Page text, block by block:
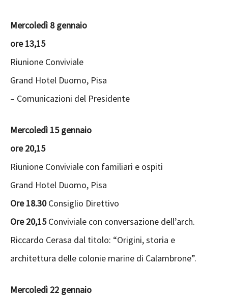
Mercoledì 8 gennaio
ore 13,15
Riunione Conviviale
Grand Hotel Duomo, Pisa
– Comunicazioni del Presidente
Mercoledì 15 gennaio
ore 20,15
Riunione Conviviale con familiari e ospiti
Grand Hotel Duomo, Pisa
Ore 18.30Consiglio Direttivo
Ore 20,15Conviviale con conversazione dell’arch.
Riccardo Cerasa dal titolo: “Origini, storia e
architettura delle colonie marine di Calambrone”.
Mercoledì 22 gennaio